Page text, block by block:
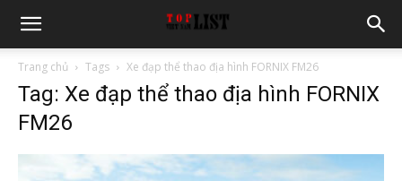
Trang chủ Tags Xe đạp thể thao địa hình FORNIX FM26
Tag: Xe đạp thể thao địa hình FORNIX
FM26